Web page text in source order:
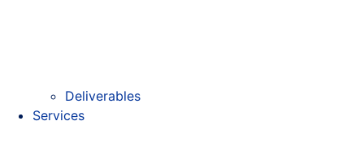
Deliverables
Services